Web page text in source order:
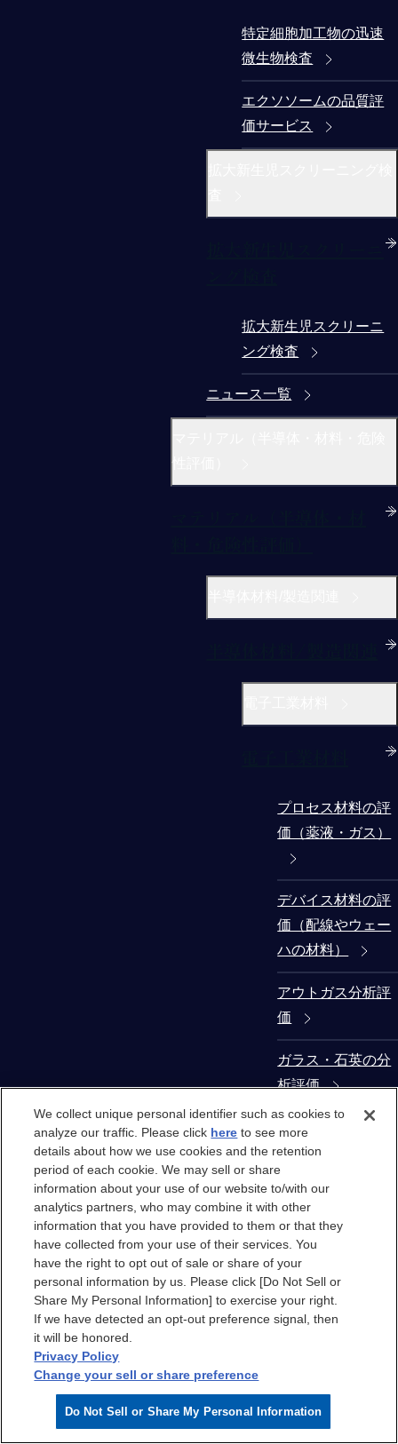
特定細胞加工物の迅速
微生物検査
エクソソームの品質評
価サービス
拡大新生児スクリーニ
ング検査
ニュース一覧
プロセス材料の評
価（薬液・ガス）
デバイス材料の評
価（配線やウェー
ハの材料）
アウトガス分析評
価
ガラス・石英の分
析評価
コンタミネーショ
ン・異物解析
製造装置部材から
の抽出物・溶出物
評価
クリーンルーム
クリーンルームエ
アのケミカル汚染
We collect unique personal identifier such as cookies to
analyze our traffic. Please click here to see more
details about how we use cookies and the retention
period of each cookie. We may sell or share
information about your use of our website to/with our
analytics partners, who may combine it with other
information that you have provided to them or that they
have collected from your use of their services. You
have the right to opt out of sale or share of your
personal information by us. Please click [Do Not Sell or
Share My Personal Information] to exercise your right.
If we have detected an opt-out preference signal, then
it will be honored.
Privacy Policy
Change your sell or share preference
Do Not Sell or Share My Personal Information